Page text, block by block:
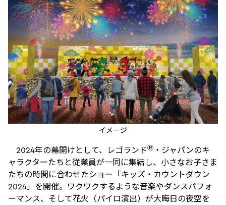
イメージ
2024年の幕開けとして、レゴランドⓇ ・ジャパンのキ
ャラクターたちと従業員が一同に集結し、小さなお子さま
たちの時間に合わせたショー「キッズ・カウントダウン
2024」を開催。ワクワクするような音楽やダンスパフォ
ーマンス、そして花火（パイロ演出）が大晦日の夜空を